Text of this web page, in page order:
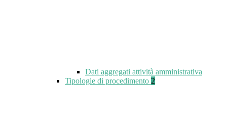
Dati aggregati attività amministrativa
Tipologie di procedimento 2